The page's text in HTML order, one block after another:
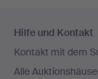
Navigation
Hilfe und Kontakt
Kontakt mit dem
Alle